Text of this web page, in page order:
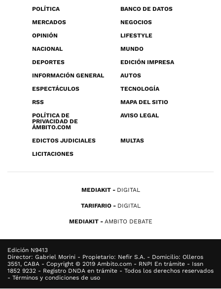
POLÍTICA
BANCO DE DATOS
MERCADOS
NEGOCIOS
OPINIÓN
LIFESTYLE
NACIONAL
MUNDO
DEPORTES
EDICIÓN IMPRESA
INFORMACIÓN GENERAL
AUTOS
ESPECTÁCULOS
TECNOLOGÍA
RSS
MAPA DEL SITIO
POLÍTICA DE
PRIVACIDAD DE
ÁMBITO.COM
AVISO LEGAL
EDICTOS JUDICIALES
MULTAS
LICITACIONES
MEDIAKIT DIGITAL
TARIFARIO DIGITAL
MEDIAKIT AMBITO DEBATE
Edición N9413
Director: Gabriel Morini - Propietario: Nefir S.A. - Domicilio: Olleros
3551, CABA - Copyright © 2019 Ambito.com - RNPI En trámite - Issn
1852 9232 - Registro DNDA en trámite - Todos los derechos reservados
- Términos y condiciones de uso